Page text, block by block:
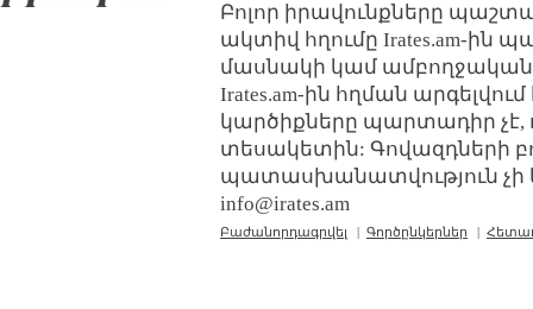
Բոլոր իրավունքները
ակտիվ հղումը Irates.am-ին
մասնակի կամ ամբողջական
Irates.am-ին հղման
կարծիքները պարտադիր չէ,
տեսակետին: Գովազդների
պատասխանատվություն չի
info@irates.am
Բաժանորդագրվել | Գործընկերներ |